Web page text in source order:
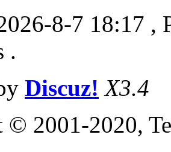
8-7 18:17 ,
.
Discuz! X3.4
© 2001-2020,